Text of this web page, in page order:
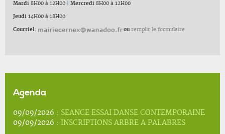
Mardi 8H00 à 12H00 Mercredi 8H00 à 12H00
Jeudi 14H00 à 18H00
Courriel: ou remplir le formulaire
Agenda
09/09/2026 : SEANCE ESSAI DANSE CONTEMPORAINE
09/09/2026 : INSCRIPTIONS ARBRE A PALABRES